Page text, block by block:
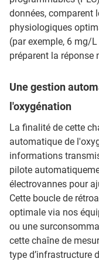
données, comparent
physiologiques
(par exemple, 6 mg/
préparent la réponse
Une gestion
l'oxygénation
La finalité de cette
automatique de
informations
pilote
électrovannes pour
Cette boucle de
optimale via nos
ou une
cette chaîne de
type d’infrastructure